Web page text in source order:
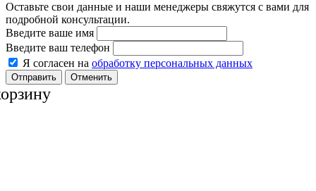
Оставьте свои данные и наши менеджеры свяжутся с вами для
подробной консультации.
Введите ваше имя
Введите ваш телефон
Я согласен на обработку персональных данных
Отменить